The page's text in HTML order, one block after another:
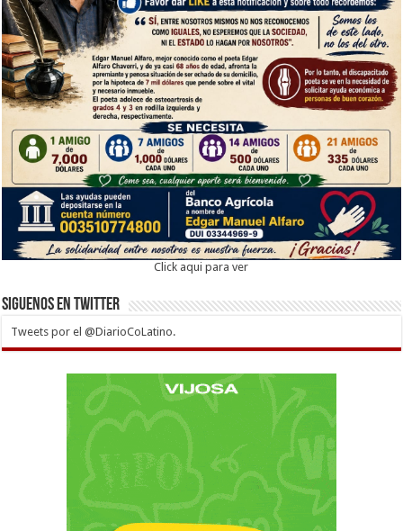
Click aqui para ver
Siguenos en twitter
Tweets por el @DiarioCoLatino.